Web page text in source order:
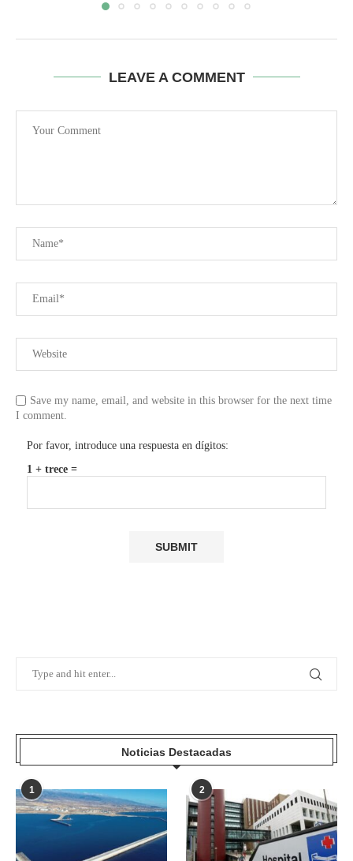
LEAVE A COMMENT
Save my name, email, and website in this browser for the next time
I comment.
Por favor, introduce una respuesta en dígitos:
1 + trece =
Noticias Destacadas
1 2